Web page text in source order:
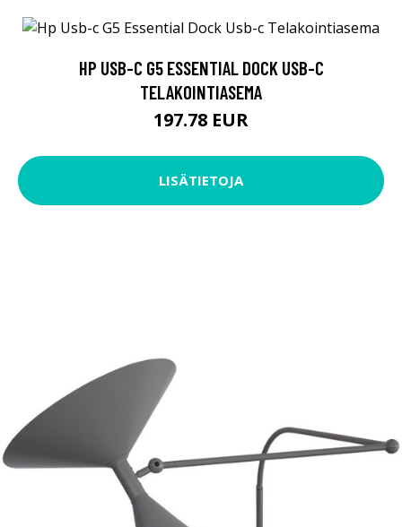
HP USB-C G5 ESSENTIAL DOCK USB-C
TELAKOINTIASEMA
197.78 EUR
LISÄTIETOJA